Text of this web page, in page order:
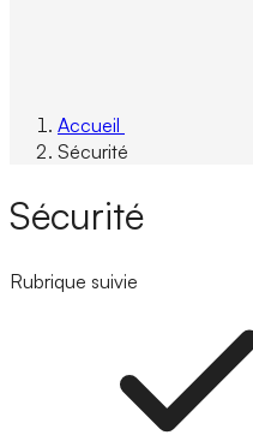
Accueil
Sécurité
Sécurité
Rubrique suivie